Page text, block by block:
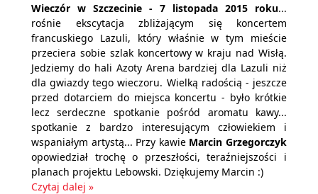
Wieczór w Szczecinie - 7 listopada 2015 roku...
rośnie ekscytacja zbliżającym się koncertem
francuskiego Lazuli, który właśnie w tym mieście
przeciera sobie szlak koncertowy w kraju nad Wisłą.
Jedziemy do hali Azoty Arena bardziej dla Lazuli niż
dla gwiazdy tego wieczoru. Wielką radością - jeszcze
przed dotarciem do miejsca koncertu - było krótkie
lecz serdeczne spotkanie pośród aromatu kawy...
spotkanie z bardzo interesującym człowiekiem i
wspaniałym artystą... Przy kawie Marcin Grzegorczyk
opowiedział trochę o przeszłości, teraźniejszości i
planach projektu Lebowski. Dziękujemy Marcin :)
Czytaj dalej »